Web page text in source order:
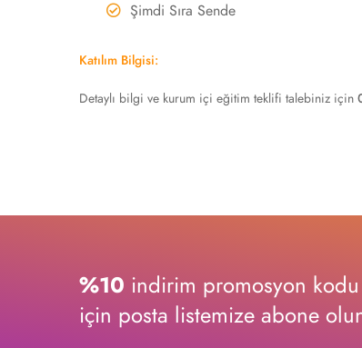
Şimdi Sıra Sende
Katılım Bilgisi:
Detaylı bilgi ve kurum içi eğitim teklifi talebiniz için
%10 indirim promosyon
için posta listemize abone